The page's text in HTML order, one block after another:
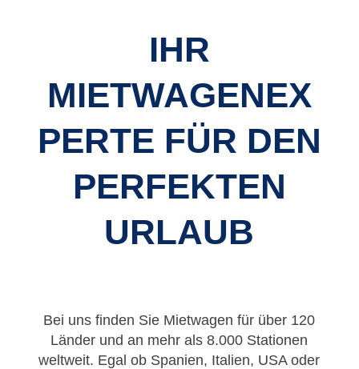
IHR
MIETWAGENEX
PERTE FÜR DEN
PERFEKTEN
URLAUB
Bei uns finden Sie Mietwagen für über 120
Länder und an mehr als 8.000 Stationen
weltweit. Egal ob Spanien, Italien, USA oder